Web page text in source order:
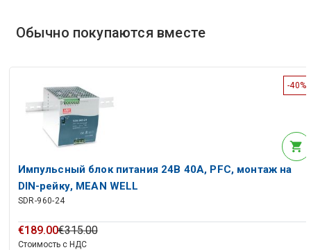
Обычно покупаются вместе
-40%
Импульсный блок питания 24В 40А, PFC, монтаж на
DIN-рейку, MEAN WELL
SDR-960-24
€189.00€315.00
Стоимость с НДС